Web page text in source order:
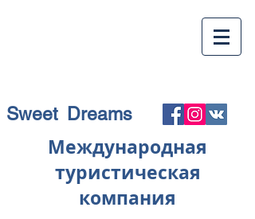
Sweet Dreams
Международная
туристическая
компания